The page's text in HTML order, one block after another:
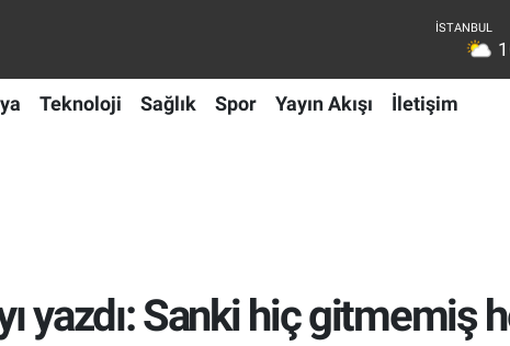
Teknoloji Sağlık Spor Yayın Akışı İletişim
yazdı: Sanki hiç gitmemiş